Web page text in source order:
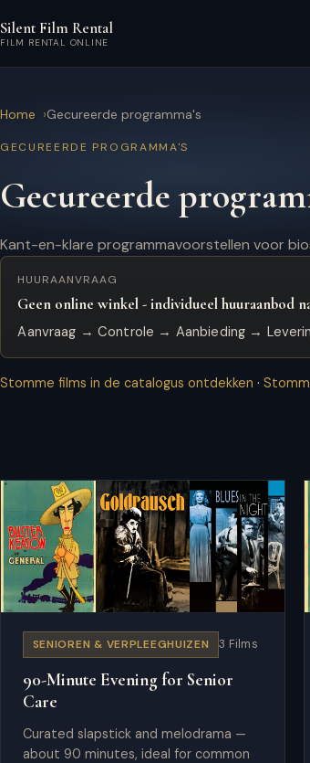
Silent Film Rental
FILM RENTAL ONLINE
Home Gecureerde programma's
GECUREERDE PROGRAMMA'S
Gecureerde
Kant-en-klare programmavoorstellen voor
HUURAANVRAAG
Geen online winkel - individueel huuraanbod
Aanvraag → Controle → Aanbieding →
Stomme films in de catalogus ontdekken ·
SENIOREN & VERPLEEGHUIZEN 3 Films
90-Minute Evening for Senior
Care
Curated slapstick and melodrama —
about 90 minutes, ideal for common